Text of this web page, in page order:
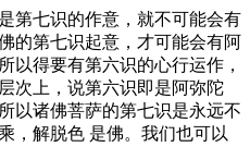
第七识的作意，就不可能会有
的第七识起意，才可能会有阿
以得要有第六识的心行运作，
次上，说第六识即是阿弥陀
以诸佛菩萨的第七识是永远不
，解脱色 是佛。我们也可以